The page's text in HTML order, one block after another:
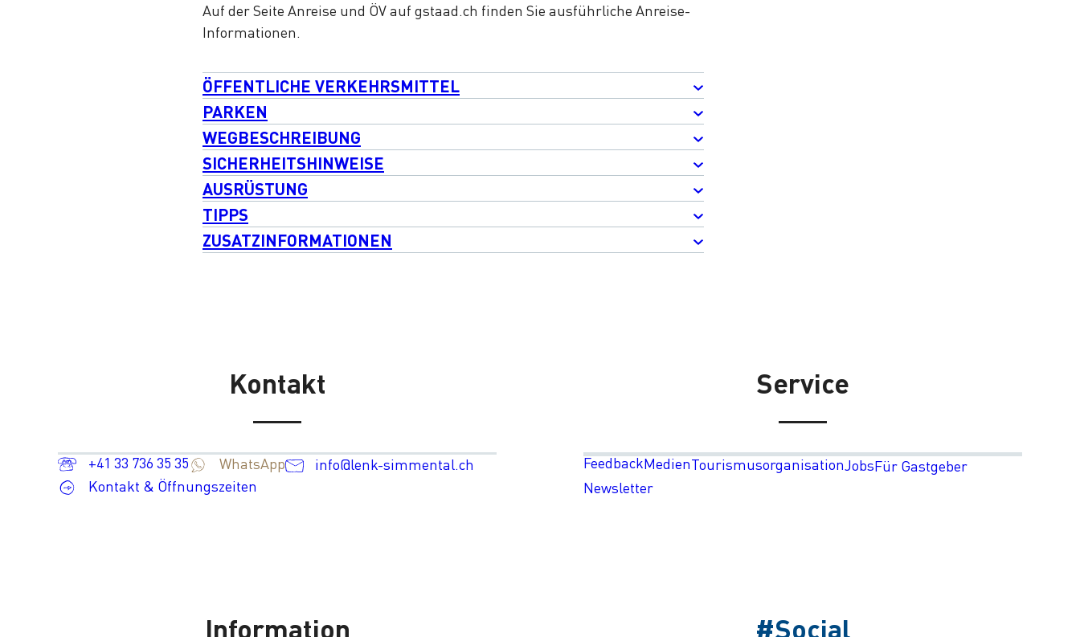
Auf der Seite Anreise und ÖV auf gstaad.ch finden Sie ausführliche Anreise-
Informationen.
ÖFFENTLICHE VERKEHRSMITTEL
PARKEN
WEGBESCHREIBUNG
SICHERHEITSHINWEISE
AUSRÜSTUNG
TIPPS
ZUSATZINFORMATIONEN
Kontakt
+41 33 736 35 35 WhatsApp
info@lenk-simmental.ch
Kontakt & Öffnungszeiten
Service
FeedbackMedienTourismusorganisationJobsFür Gastgeber
Newsletter
Information #Social